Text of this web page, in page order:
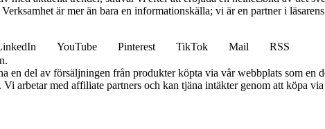
är mer än bara en informationskälla; vi är en partner i
YouTube Pinterest TikTok Mail
RSS
en del av försäljningen från produkter köpta via vår webbplats som en
arbetar med affiliate partners och kan tjäna intäkter genom att köpa